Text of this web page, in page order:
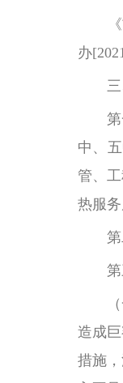
办
中、
管、
热服
造成
措施